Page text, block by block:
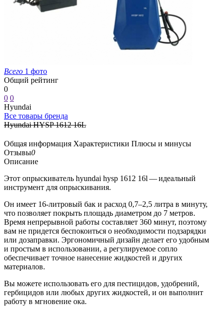
Всего 1 фото
Общий рейтинг
0
0 0
Hyundai
Все товары бренда
Hyundai HYSP 1612 16L
Общая информация Характеристики Плюсы и минусы
Отзывы0
Описание
Этот опрыскиватель hyundai hysp 1612 16l — идеальный
инструмент для опрыскивания.
Он имеет 16-литровый бак и расход 0,7–2,5 литра в минуту,
что позволяет покрыть площадь диаметром до 7 метров.
Время непрерывной работы составляет 360 минут, поэтому
вам не придется беспокоиться о необходимости подзарядки
или дозаправки. Эргономичный дизайн делает его удобным
и простым в использовании, а регулируемое сопло
обеспечивает точное нанесение жидкостей и других
материалов.
Вы можете использовать его для пестицидов, удобрений,
гербицидов или любых других жидкостей, и он выполнит
работу в мгновение ока.